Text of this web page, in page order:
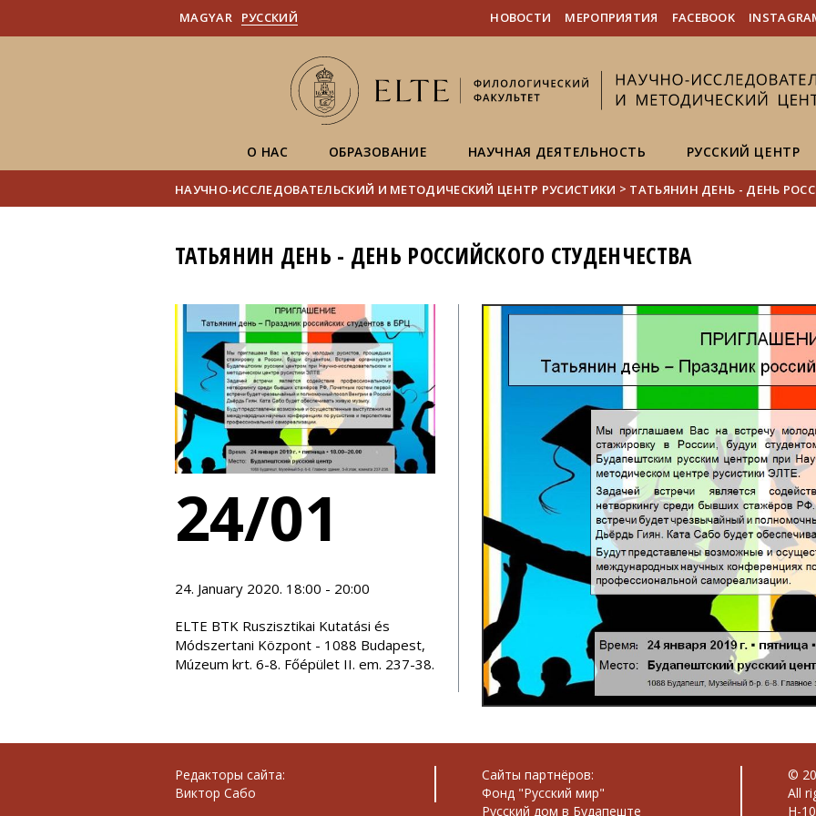
MAGYAR PУССКИЙ НОВОСТИ МЕРОПРИЯТИЯ FACEBOOK
О НАС ОБРАЗОВАНИЕ НАУЧНАЯ ДЕЯТЕЛЬНОСТЬ РУССКИЙ ЦЕНТР
НАУЧНО-ИССЛЕДОВАТЕЛЬСКИЙ И МЕТОДИЧЕСКИЙ ЦЕНТР РУСИСТИКИ > ТАТЬЯНИН ДЕНЬ - ДЕНЬ
ТАТЬЯНИН ДЕНЬ - ДЕНЬ РОССИЙСКОГО СТУДЕНЧЕСТВА
24/01
24. January 2020. 18:00 - 20:00
ELTE BTK Ruszisztikai Kutatási és
Módszertani Központ - 1088 Budapest,
Múzeum krt. 6-8. Főépület II. em. 237-38.
Редакторы сайта:
Виктор Сабо
Сайты партнёров:
Фонд "Русский мир"
Русский дом в Будапеште
©
All
H-